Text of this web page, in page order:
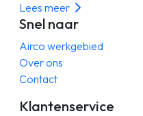
Lees meer
Snel naar
Airco werkgebied
Over ons
Contact
Klantenservice